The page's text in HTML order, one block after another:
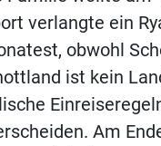
verlangte ein
obwohl
ist kein
Am